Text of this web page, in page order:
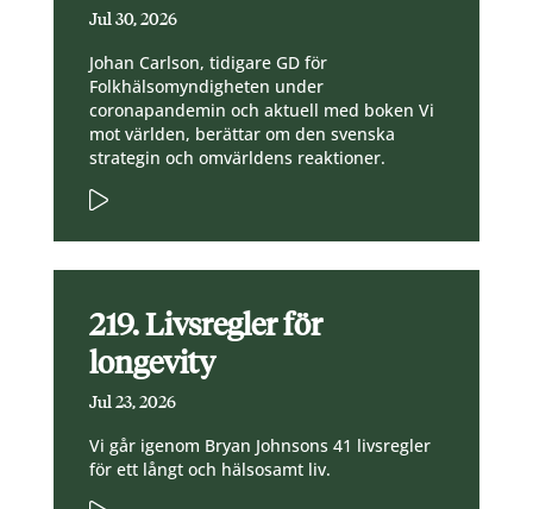
Jul 30, 2026
Johan Carlson, tidigare GD för
Folkhälsomyndigheten under
coronapandemin och aktuell med boken Vi
mot världen, berättar om den svenska
strategin och omvärldens reaktioner.
219. Livsregler för
longevity
Jul 23, 2026
Vi går igenom Bryan Johnsons 41 livsregler
för ett långt och hälsosamt liv.